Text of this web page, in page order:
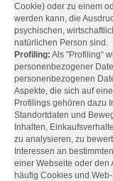
Cookie) oder zu einem
werden kann, die
psychischen,
natürlichen Person sind.
Profiling: Als "Profiling“
personenbezogener
personenbezogenen
Aspekte, die sich auf
Profilings gehören dazu
Standortdaten und
Inhalten,
zu analysieren, zu
Interessen an
einer Webseite oder den
häufig Cookies und